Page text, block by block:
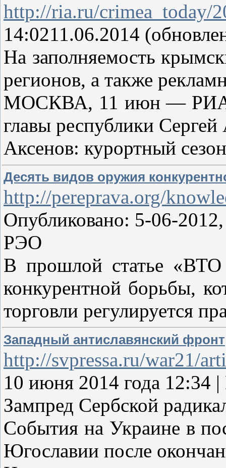
http://ria.ru/crimea_today/
14:0211.06.2014
На заполняемость
регионов, а также
МОСКВА, 11 июн — РИА
главы республики Сергей
Аксенов: курортный
Десять видов оружия
http://pereprava.org/
Опубликовано: 5-06-
РЭО
В прошлой статье «ВТО
конкурентной борьбы,
торговли регулируется
Западный антиславянский фронт
http://svpressa.ru/war21/
10 июня 2014 года
Зампред Сербской
События на Украине в
Югославии после